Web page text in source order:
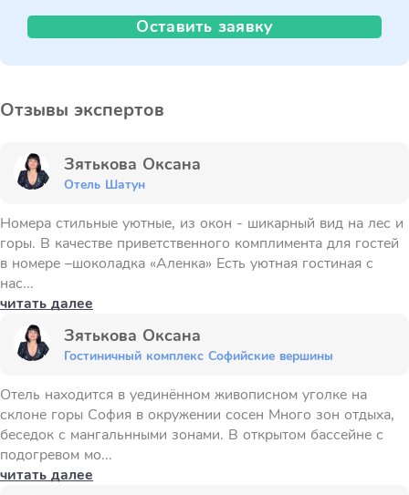
Оставить заявку
Отзывы экспертов
Зятькова Оксана
Отель Шатун
Номера стильные уютные, из окон - шикарный вид на лес и
горы. В качестве приветственного комплимента для гостей
в номере –шоколадка «Аленка» Есть уютная гостиная с
нас...
читать далее
Зятькова Оксана
Гостиничный комплекс Софийские вершины
Отель находится в уединённом живописном уголке на
склоне горы София в окружении сосен Много зон отдыха,
беседок с мангальнными зонами. В открытом бассейне с
подогревом мо...
читать далее